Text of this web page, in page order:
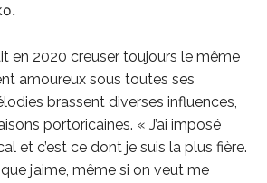
en 2020 creuser toujours le même
amoureux sous toutes ses
brassent diverses influences,
portoricaines. « J’ai imposé
et c’est ce dont je suis la plus fière.
j’aime, même si on veut me